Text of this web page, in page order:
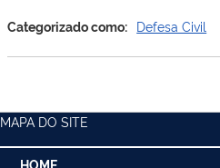
Categorizado como: Defesa Civil
MAPA DO SITE
HOME